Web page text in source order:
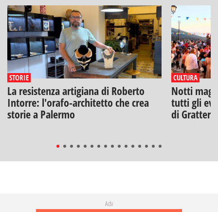
STORIE
La resistenza artigiana di Roberto
Intorre: l'orafo-architetto che crea
storie a Palermo
CULTURA
Notti
tutti gli
di Gratteri
Adv